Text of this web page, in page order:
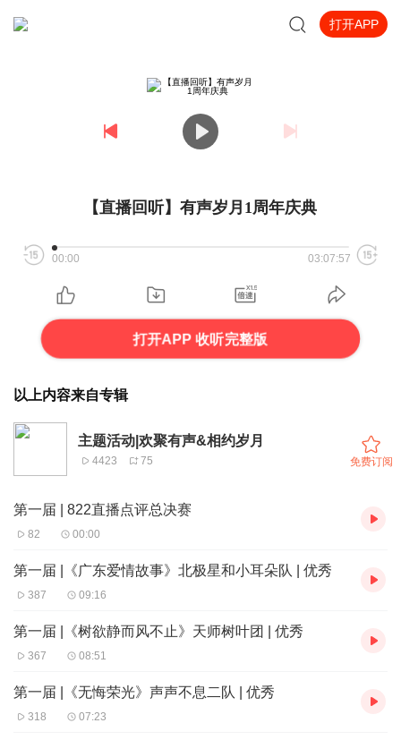
打开APP
【直播回听】有声岁月1周年庆典
00:00 03:07:57
打开APP 收听完整版
以上内容来自专辑
主题活动|欢聚有声&相约岁月
4423 75 免费订阅
第一届 | 822直播点评总决赛
82 00:00
第一届 |《广东爱情故事》北极星和小耳朵队 | 优秀
387 09:16
第一届 |《树欲静而风不止》天师树叶团 | 优秀
367 08:51
第一届 |《无悔荣光》声声不息二队 | 优秀
318 07:23